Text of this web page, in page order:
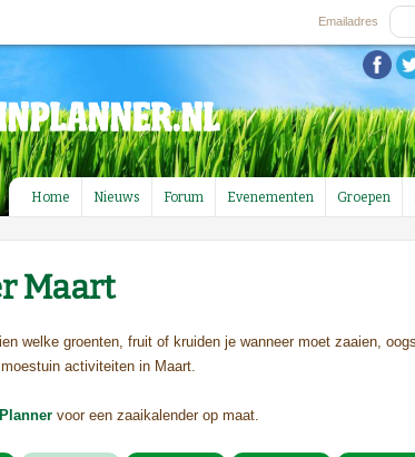
Emailadres
Home Nieuws Forum Evenementen Groepen
Maart
welke groenten, fruit of kruiden je wanneer moet zaaien,
activiteiten in Maart.
voor een zaaikalender op maat.